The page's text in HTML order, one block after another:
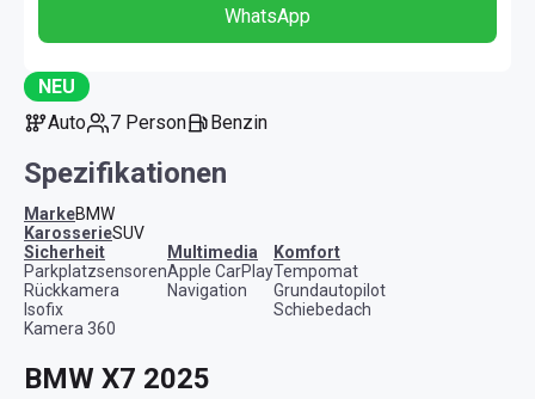
WhatsApp
NEU
Auto
7 Person Benzin
Spezifikationen
MarkeBMW
KarosserieSUV
Sicherheit
Parkplatzsensoren
Rückkamera
Isofix
Kamera 360
Multimedia
Apple CarPlay
Navigation
Komfort
Tempomat
Grundautopilot
Schiebedach
BMW X7 2025